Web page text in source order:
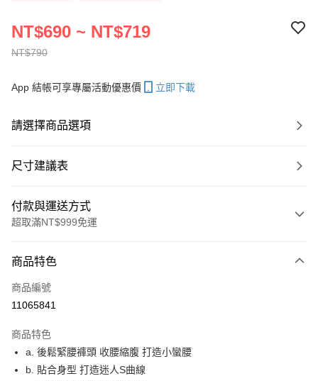
NT$790
NT$690 ~ NT$719
App 結帳可享專屬活動優惠價 立即下載
請選擇商品選項
尺寸建議表
付款與運送方式
超取滿NT$999免運
信用卡一次付款
超商取貨付款
ATM付款
貨到付款
商品特色
商品編號
11065841
商品特色
a. 後鬆緊腰褲頭 收腰縮腹 打造小蠻腰
b. 貼合身型 打造迷人S曲線